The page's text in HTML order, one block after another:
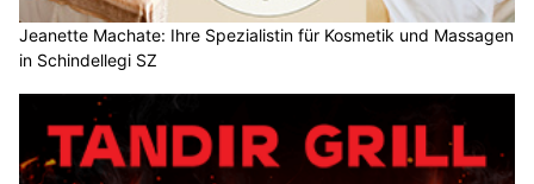
Jeanette Machate: Ihre Spezialistin für Kosmetik und Massagen
in Schindellegi SZ